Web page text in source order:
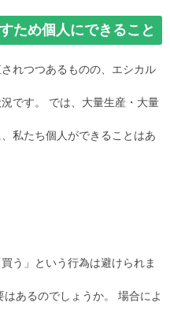
ため個人にできること
れつつあるものの、エシカル
です。 では、大量生産・大量
私たち個人ができることはあ
う」という行為は避けられま
あるのでしょうか。 場合によ